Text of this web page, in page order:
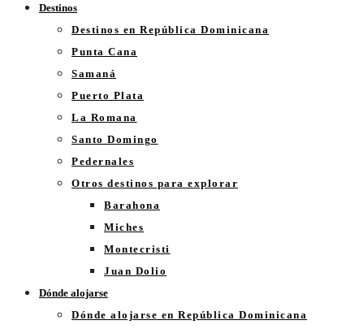
Destinos
Destinos en República Dominicana
Punta Cana
Samaná
Puerto Plata
La Romana
Santo Domingo
Pedernales
Otros destinos para explorar
Barahona
Miches
Montecristi
Juan Dolio
Dónde alojarse
Dónde alojarse en República Dominicana